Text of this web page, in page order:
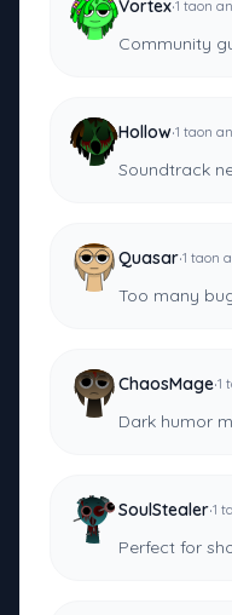
Vortex·1 taon
Community
Hollow·1 taon
Soundtrack
Quasar·1 taon
Too many
ChaosMage·1
Dark humor
SoulStealer·1
Perfect for